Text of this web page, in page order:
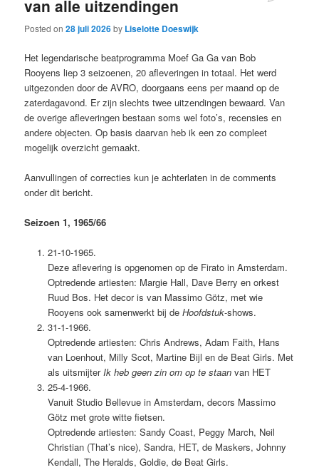
van alle uitzendingen
Posted on28 juli 2026by Liselotte Doeswijk
Het legendarische beatprogramma Moef Ga Ga van Bob
Rooyens liep 3 seizoenen, 20 afleveringen in totaal. Het werd
uitgezonden door de AVRO, doorgaans eens per maand op de
zaterdagavond. Er zijn slechts twee uitzendingen bewaard. Van
de overige afleveringen bestaan soms wel foto’s, recensies en
andere objecten. Op basis daarvan heb ik een zo compleet
mogelijk overzicht gemaakt.
Aanvullingen of correcties kun je achterlaten in de comments
onder dit bericht.
Seizoen 1, 1965/66
21-10-1965.
Deze aflevering is opgenomen op de Firato in Amsterdam.
Optredende artiesten: Margie Hall, Dave Berry en orkest
Ruud Bos. Het decor is van Massimo Götz, met wie
Rooyens ook samenwerkt bij de Hoofdstuk-shows.
31-1-1966.
Optredende artiesten: Chris Andrews, Adam Faith, Hans
van Loenhout, Milly Scot, Martine Bijl en de Beat Girls. Met
als uitsmijterIk heb geen zin om op te staanvan HET
25-4-1966.
Vanuit Studio Bellevue in Amsterdam, decors Massimo
Götz met grote witte fietsen.
Optredende artiesten: Sandy Coast, Peggy March, Neil
Christian (That’s nice), Sandra, HET, de Maskers, Johnny
Kendall, The Heralds, Goldie, de Beat Girls.